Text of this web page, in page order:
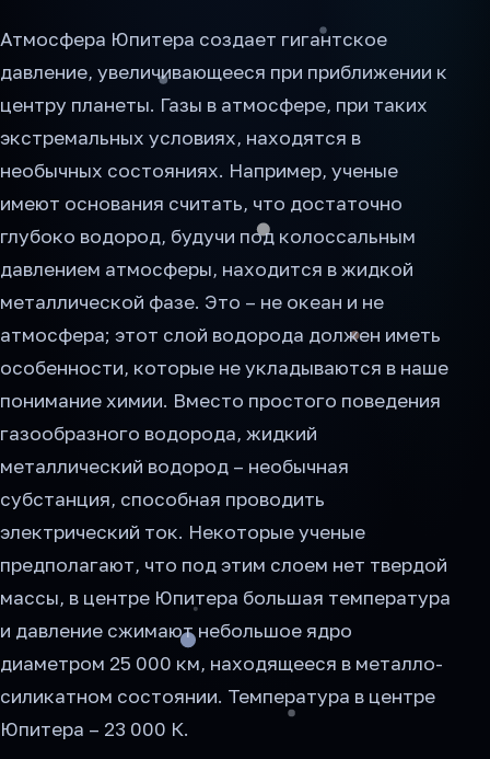
Атмосфера Юпитера создает гигантское
давление, увеличивающееся при приближении к
центру планеты. Газы в атмосфере, при таких
экстремальных условиях, находятся в
необычных состояниях. Например, ученые
имеют основания считать, что достаточно
глубоко водород, будучи под колоссальным
давлением атмосферы, находится в жидкой
металлической фазе. Это – не океан и не
атмосфера; этот слой водорода должен иметь
особенности, которые не укладываются в наше
понимание химии. Вместо простого поведения
газообразного водорода, жидкий
металлический водород – необычная
субстанция, способная проводить
электрический ток. Некоторые ученые
предполагают, что под этим слоем нет твердой
массы, в центре Юпитера большая температура
и давление сжимают небольшое ядро
диаметром 25 000 км, находящееся в металло-
силикатном состоянии. Температура в центре
Юпитера – 23 000 К.